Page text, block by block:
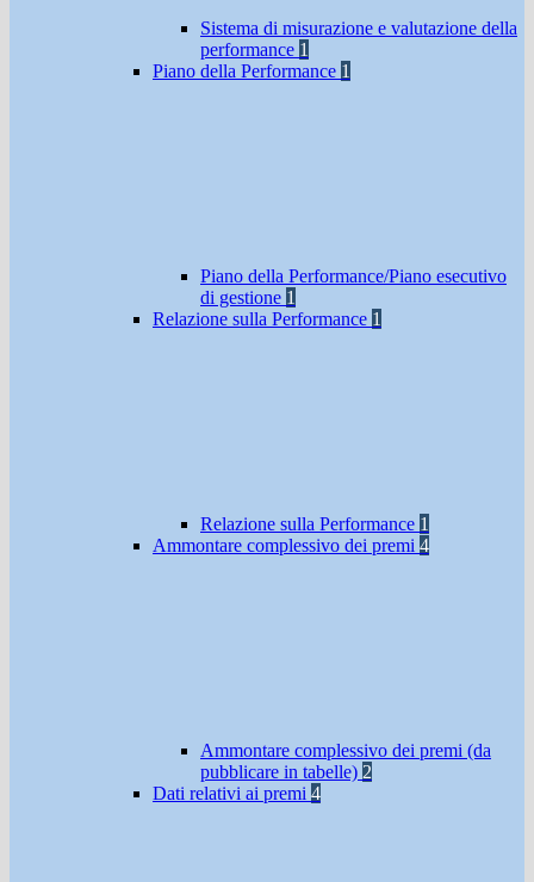
Sistema di misurazione e valutazione della
performance 1
Piano della Performance 1
Piano della Performance/Piano esecutivo
di gestione 1
Relazione sulla Performance 1
Relazione sulla Performance 1
Ammontare complessivo dei premi 4
Ammontare complessivo dei premi (da
pubblicare in tabelle) 2
Dati relativi ai premi 4